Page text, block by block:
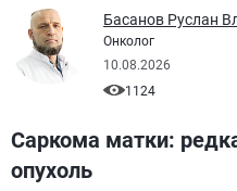
Басанов Руслан
Онколог
10.08.2026
1124
Саркома матки:
опухоль